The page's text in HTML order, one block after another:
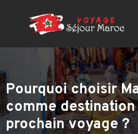
Pourquoi choisir
comme
prochain voyage ?